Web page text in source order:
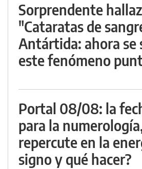
Sorprendente
"Cataratas de
Antártida: ahora se
este fenómeno
Portal 08/08: la
para la
repercute en la
signo y qué hacer?